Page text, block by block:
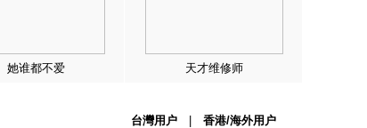
她谁都不爱 天才维修师
台灣用户 香港/海外用户